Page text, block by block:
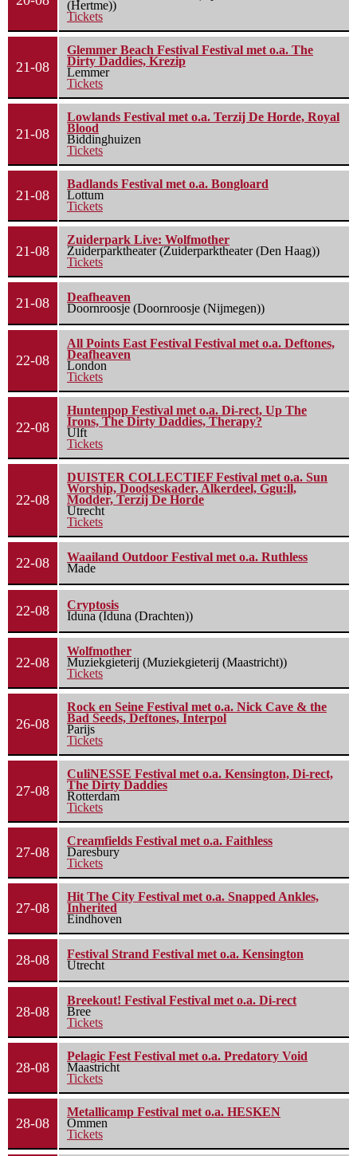
(Hertme))
Tickets
21-08
Glemmer Beach Festival Festival met o.a. The
Dirty Daddies, Krezip
Lemmer
Tickets
21-08
Lowlands Festival met o.a. Terzij De Horde, Royal
Blood
Biddinghuizen
Tickets
21-08
Badlands Festival met o.a. Bongloard
Lottum
Tickets
21-08
Zuiderpark Live: Wolfmother
Zuiderparktheater (Zuiderparktheater (Den Haag))
Tickets
21-08
Deafheaven
Doornroosje (Doornroosje (Nijmegen))
22-08
All Points East Festival Festival met o.a. Deftones,
Deafheaven
London
Tickets
22-08
Huntenpop Festival met o.a. Di-rect, Up The
Irons, The Dirty Daddies, Therapy?
Ulft
Tickets
22-08
DUISTER COLLECTIEF Festival met o.a. Sun
Worship, Doodseskader, Alkerdeel, Ggu:ll,
Modder, Terzij De Horde
Utrecht
Tickets
22-08
Waailand Outdoor Festival met o.a. Ruthless
Made
22-08
Cryptosis
Iduna (Iduna (Drachten))
22-08
Wolfmother
Muziekgieterij (Muziekgieterij (Maastricht))
Tickets
26-08
Rock en Seine Festival met o.a. Nick Cave & the
Bad Seeds, Deftones, Interpol
Parijs
Tickets
27-08
CuliNESSE Festival met o.a. Kensington, Di-rect,
The Dirty Daddies
Rotterdam
Tickets
27-08
Creamfields Festival met o.a. Faithless
Daresbury
Tickets
27-08
Hit The City Festival met o.a. Snapped Ankles,
Inherited
Eindhoven
28-08
Festival Strand Festival met o.a. Kensington
Utrecht
28-08
Breekout! Festival Festival met o.a. Di-rect
Bree
Tickets
28-08
Pelagic Fest Festival met o.a. Predatory Void
Maastricht
Tickets
28-08
Metallicamp Festival met o.a. HESKEN
Ommen
Tickets